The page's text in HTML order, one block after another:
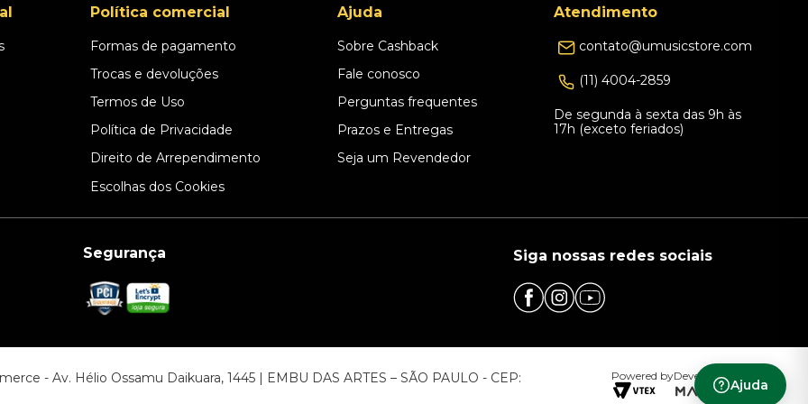
Ajuda
Política comercial
Formas de pagamento
Trocas e devoluções
Termos de Uso
Política de Privacidade
Direito de Arrependimento
Escolhas dos Cookies
Ajuda
Sobre Cashback
Fale conosco
Perguntas frequentes
Prazos e Entregas
Seja um Revendedor
Atendimento
contato@umusicstore.com
(11) 4004-2859
De segunda à sexta das 9h às
17h (exceto feriados)
Segurança Siga nossas redes sociais
- Av. Hélio Ossamu Daikuara, 1445 | EMBU DAS ARTES – SÃO PAULO - CEP: Powered byDeveloped by